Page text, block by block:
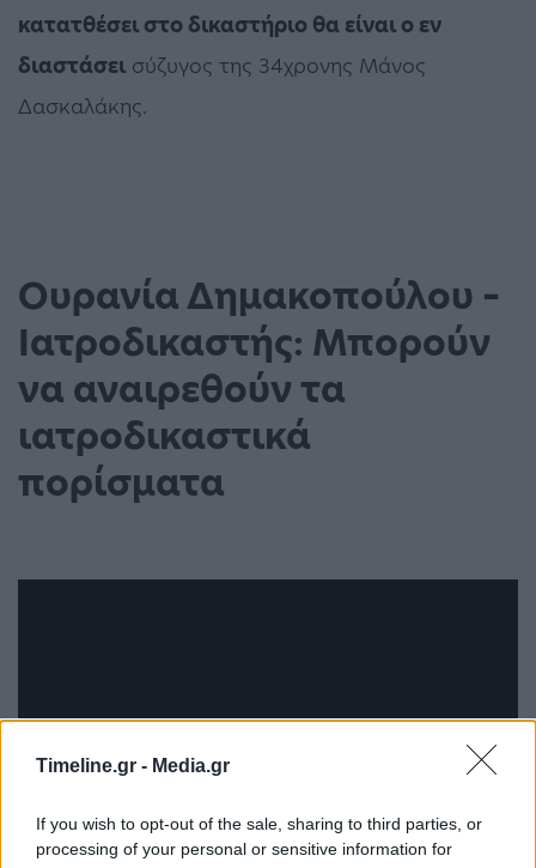
Timeline.gr - Media.gr
If you wish to opt-out of the sale, sharing to third parties, or
processing of your personal or sensitive information for
κατατθέσει στο δικαστήριο θα είναι ο εν
διαστάσει σύζυγος της 34χρονης Μάνος
Δασκαλάκης.
Ουρανία Δημακοπούλου –
Ιατροδικαστής: Μπορούν
να αναιρεθούν τα
ιατροδικαστικά
πορίσματα